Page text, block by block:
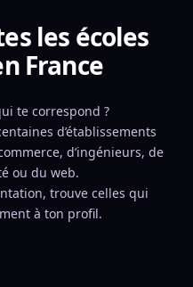
les écoles
France
te correspond ?
d’établissements
d’ingénieurs, de
ou du web.
trouve celles qui
à ton profil.